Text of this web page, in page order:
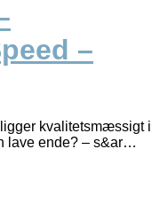
–
kvalitetsmæssigt i
lave ende? – s&ar…